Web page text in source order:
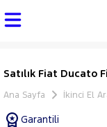
Satılık Fiat Ducato
Ana Sayfa İkinci El
Garantili